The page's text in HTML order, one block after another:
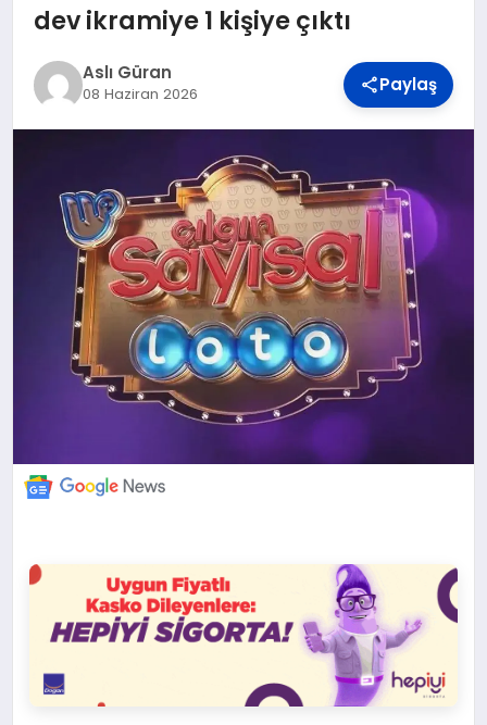
BILIM VE TEKNOLOJI
OTOMOBIL
KÜNYE
İLETIŞIM
dev ikramiye 1 kişiye çıktı
Aslı Güran
08 Haziran 2026 Paylaş